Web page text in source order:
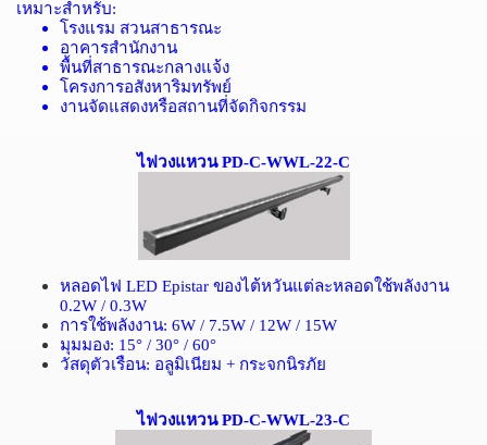
เหมาะสำหรับ:
โรงแรม สวนสาธารณะ
อาคารสำนักงาน
พื้นที่สาธารณะกลางแจ้ง
โครงการอสังหาริมทรัพย์
งานจัดแสดงหรือสถานที่จัดกิจกรรม
ไฟวงแหวน PD-C-WWL-22-C
หลอดไฟ LED Epistar ของไต้หวันแต่ละหลอดใช้พลังงาน
0.2W / 0.3W
การใช้พลังงาน: 6W / 7.5W / 12W / 15W
มุมมอง: 15° / 30° / 60°
วัสดุตัวเรือน: อลูมิเนียม + กระจกนิรภัย
ไฟวงแหวน PD-C-WWL-23-C